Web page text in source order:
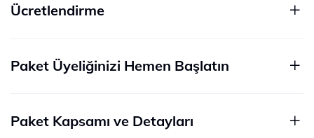
Ücretlendirme
Paket Üyeliğinizi Hemen Başlatın
Paket Kapsamı ve Detayları